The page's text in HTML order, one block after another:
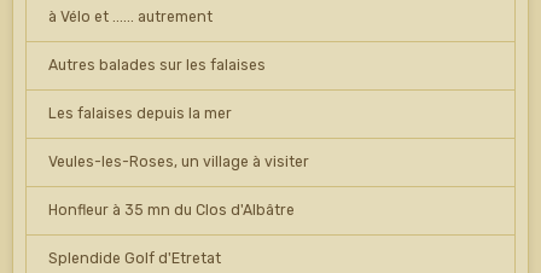
à Vélo et ...... autrement
Autres balades sur les falaises
Les falaises depuis la mer
Veules-les-Roses, un village à visiter
Honfleur à 35 mn du Clos d'Albâtre
Splendide Golf d'Etretat